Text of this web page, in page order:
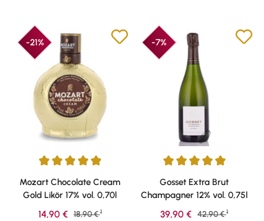
-21%
Durchschnittliche Bewertung von 4.9 von 5 Sternen
Mozart Chocolate Cream
Gold Likör 17% vol. 0,70l
Verkaufspreis:
14,90 € Regulärer Preis:
18,90 € 1
-7%
Durchschnittliche Bewertung
Gosset Extra Brut
Champagner 12% vol. 0,75l
Verkaufspreis:
39,90 € Regulärer Preis:
42,90 € 1